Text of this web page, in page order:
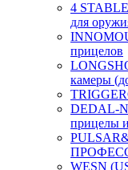
4
для
прицелов
камеры
DEDAL-
прицелы
WESN